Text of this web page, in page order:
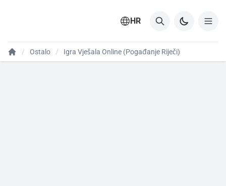
HR
Ostalo Igra Vješala Online (Pogađanje Riječi)